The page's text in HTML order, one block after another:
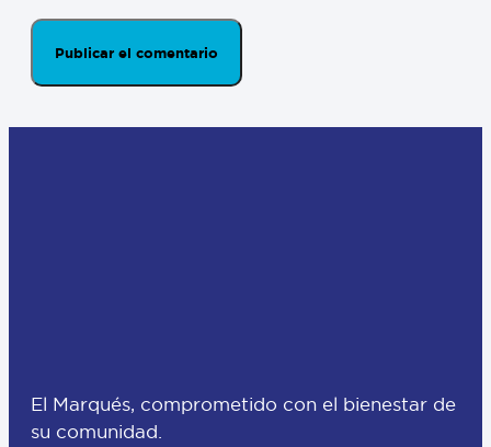
El Marqués, comprometido con el bienestar de
su comunidad.